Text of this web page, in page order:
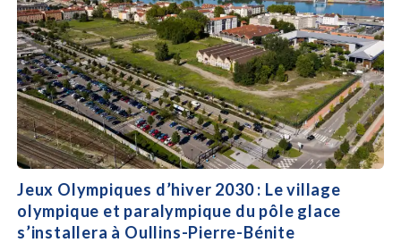
Jeux Olympiques d’hiver 2030 : Le village
olympique et paralympique du pôle glace
s’installera à Oullins-Pierre-Bénite